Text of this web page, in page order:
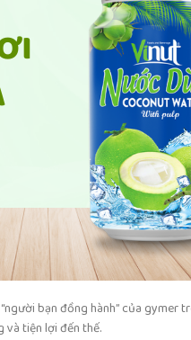
bạn đồng hành” của gymer
và tiện lợi đến thế.